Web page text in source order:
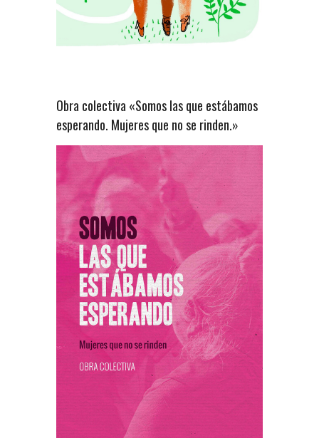
Obra colectiva «Somos las que estábamos
esperando. Mujeres que no se rinden.»